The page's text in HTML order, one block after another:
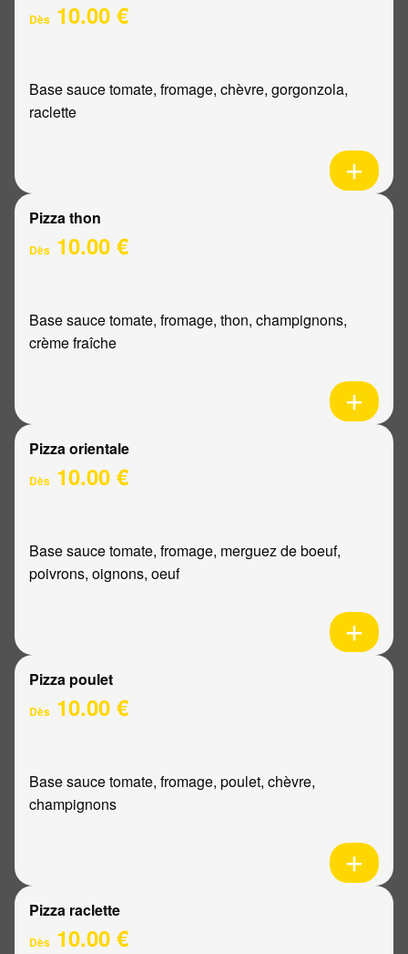
Dès 10.00 €
Base sauce tomate, fromage, chèvre, gorgonzola,
raclette
Pizza thon
Dès 10.00 €
Base sauce tomate, fromage, thon, champignons,
crème fraîche
Pizza orientale
Dès 10.00 €
Base sauce tomate, fromage, merguez de boeuf,
poivrons, oignons, oeuf
Pizza poulet
Dès 10.00 €
Base sauce tomate, fromage, poulet, chèvre,
champignons
Pizza raclette
Dès 10.00 €